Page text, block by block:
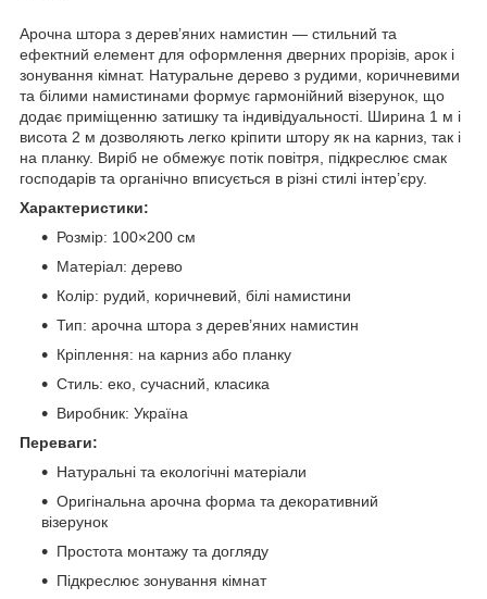
Арочна штора з дерев’яних намистин — стильний та
ефектний елемент для оформлення дверних прорізів, арок і
зонування кімнат. Натуральне дерево з рудими, коричневими
та білими намистинами формує гармонійний візерунок, що
додає приміщенню затишку та індивідуальності. Ширина 1 м і
висота 2 м дозволяють легко кріпити штору як на карниз, так і
на планку. Виріб не обмежує потік повітря, підкреслює смак
господарів та органічно вписується в різні стилі інтер’єру.
Характеристики:
Розмір: 100×200 см
Матеріал: дерево
Колір: рудий, коричневий, білі намистини
Тип: арочна штора з дерев’яних намистин
Кріплення: на карниз або планку
Стиль: еко, сучасний, класика
Виробник: Україна
Переваги:
Натуральні та екологічні матеріали
Оригінальна арочна форма та декоративний
візерунок
Простота монтажу та догляду
Підкреслює зонування кімнат